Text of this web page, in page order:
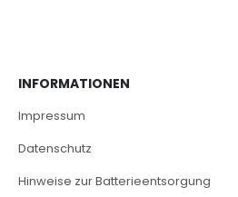
INFORMATIONEN
Impressum
Datenschutz
Hinweise zur Batterieentsorgung